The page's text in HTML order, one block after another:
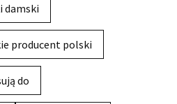
damski
producent polski
do